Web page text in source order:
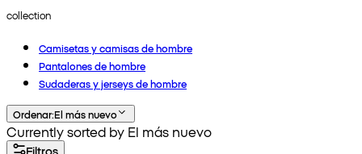
collection
Camisetas y camisas de hombre
Pantalones de hombre
Sudaderas y jerseys de hombre
Ordenar:El más nuevo
Currently sorted by El más nuevo
Filtros